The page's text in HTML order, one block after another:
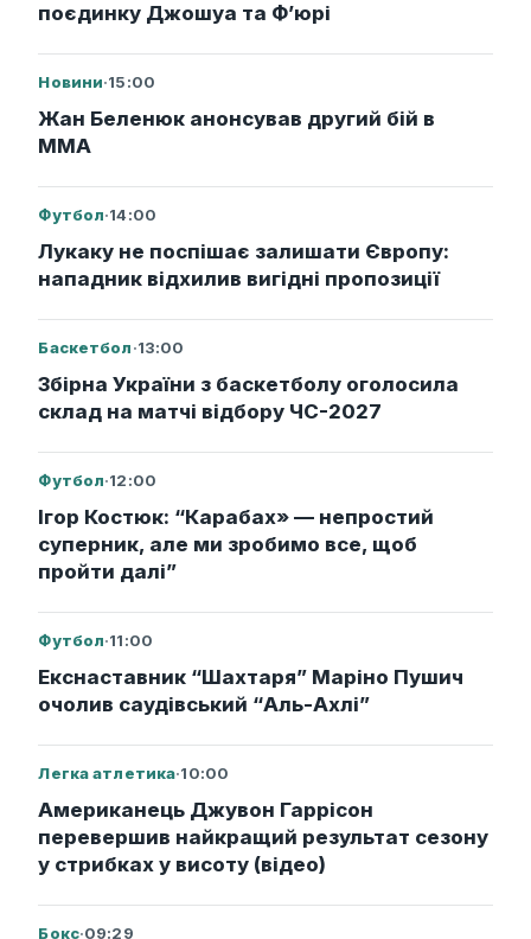
поєдинку Джошуа та Ф’юрі
Новини·15:00
Жан Беленюк анонсував другий бій в
ММА
Футбол·14:00
Лукаку не поспішає залишати Європу:
нападник відхилив вигідні пропозиції
Баскетбол·13:00
Збірна України з баскетболу оголосила
склад на матчі відбору ЧС-2027
Футбол·12:00
Ігор Костюк: “Карабах» — непростий
суперник, але ми зробимо все, щоб
пройти далі”
Футбол·11:00
Екснаставник “Шахтаря” Маріно Пушич
очолив саудівський “Аль-Ахлі”
Легка атлетика·10:00
Американець Джувон Гаррісон
перевершив найкращий результат сезону
у стрибках у висоту (відео)
Бокс·09:29